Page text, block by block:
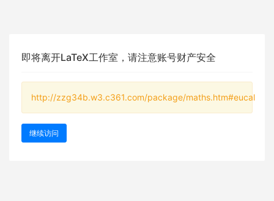
即将离开LaTeX工作室，请注意账号财产安全
http://zzg34b.w3.c361.com/package/maths.htm#eucal
继续访问